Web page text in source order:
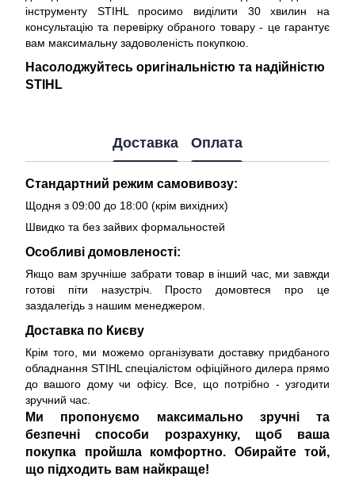
інструменту STIHL просимо виділити 30 хвилин на
консультацію та перевірку обраного товару - це гарантує
вам максимальну задоволеність покупкою.
Насолоджуйтесь оригінальністю та надійністю
STIHL
Доставка Оплата
Стандартний режим самовивозу:
Щодня з 09:00 до 18:00 (крім вихідних)
Швидко та без зайвих формальностей
Особливі домовленості:
Якщо вам зручніше забрати товар в інший час, ми завжди
готові піти назустріч. Просто домовтеся про це
заздалегідь з нашим менеджером.
Доставка по Києву
Крім того, ми можемо організувати доставку придбаного
обладнання STIHL спеціалістом офіційного дилера прямо
до вашого дому чи офісу. Все, що потрібно - узгодити
зручний час.
Ми пропонуємо максимально зручні та
безпечні способи розрахунку, щоб ваша
покупка пройшла комфортно. Обирайте той,
що підходить вам найкраще!